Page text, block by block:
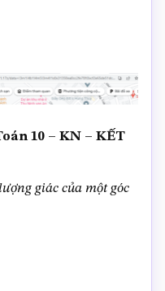
10 – KN – KẾT
giác của một góc